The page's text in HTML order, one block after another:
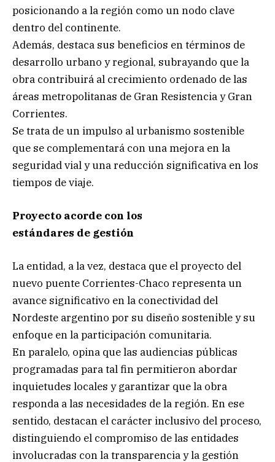
posicionando a la región como un nodo clave
dentro del continente.
Además, destaca sus beneficios en términos de
desarrollo urbano y regional, subrayando que la
obra contribuirá al crecimiento ordenado de las
áreas metropolitanas de Gran Resistencia y Gran
Corrientes.
Se trata de un impulso al urbanismo sostenible
que se complementará con una mejora en la
seguridad vial y una reducción significativa en los
tiempos de viaje.
Proyecto acorde con los
estándares de gestión
La entidad, a la vez, destaca que el proyecto del
nuevo puente Corrientes-Chaco representa un
avance significativo en la conectividad del
Nordeste argentino por su diseño sostenible y su
enfoque en la participación comunitaria.
En paralelo, opina que las audiencias públicas
programadas para tal fin permitieron abordar
inquietudes locales y garantizar que la obra
responda a las necesidades de la región. En ese
sentido, destacan el carácter inclusivo del proceso,
distinguiendo el compromiso de las entidades
involucradas con la transparencia y la gestión